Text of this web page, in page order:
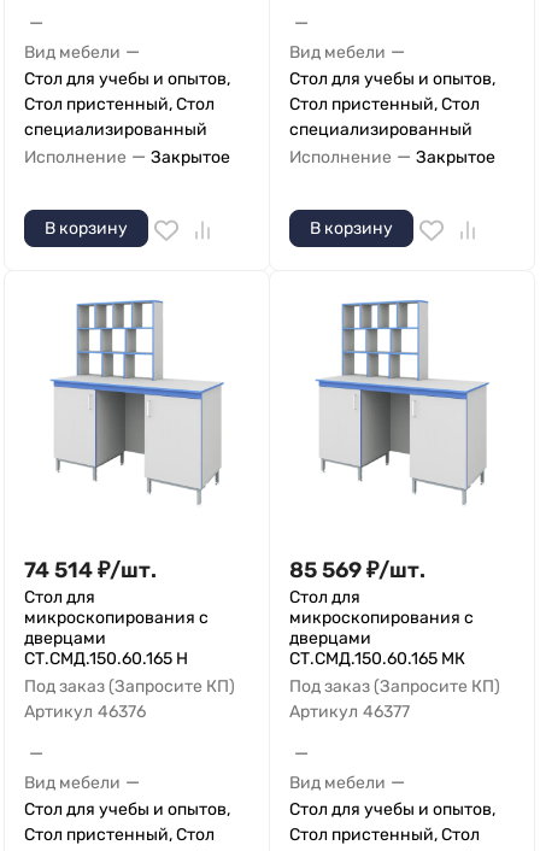
—
Вид мебели —
Стол для учебы и опытов,
Стол пристенный, Стол
специализированный
Исполнение — Закрытое
В корзину
—
Вид мебели —
Стол для учебы и опытов,
Стол пристенный, Стол
специализированный
Исполнение — Закрытое
В корзину
74 514₽/шт.
Стол для
микроскопирования с
дверцами
СТ.СМД.150.60.165 Н
Под заказ (Запросите КП)
Артикул 46376
—
Вид мебели —
Стол для учебы и опытов,
Стол пристенный, Стол
85 569₽/шт.
Стол для
микроскопирования с
дверцами
СТ.СМД.150.60.165 МК
Под заказ (Запросите КП)
Артикул 46377
—
Вид мебели —
Стол для учебы и опытов,
Стол пристенный, Стол